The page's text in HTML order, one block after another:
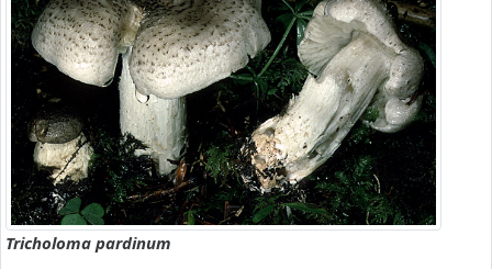
Tricholoma pardinum